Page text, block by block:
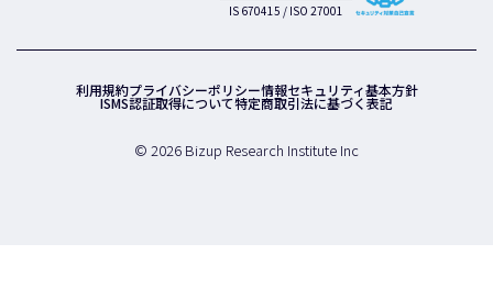
IS 670415 / ISO 27001
利用規約プライバシーポリシー情報セキュリティ基本方針
ISMS認証取得について特定商取引法に基づく表記
© 2026 Bizup Research Institute Inc